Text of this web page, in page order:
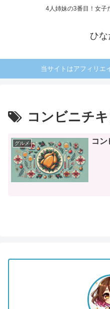
4人姉妹の3番目！女子
ひ
当サイトはアフィリエ
コンビニチ
グルメ コン